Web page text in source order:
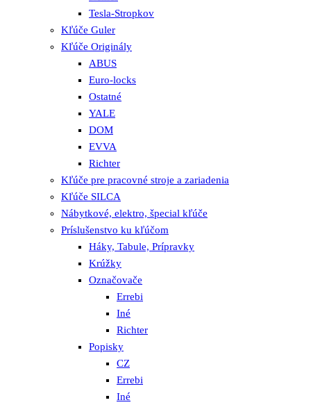
Tesla-Stropkov
Kľúče Guler
Kľúče Originály
ABUS
Euro-locks
Ostatné
YALE
DOM
EVVA
Richter
Kľúče pre pracovné stroje a zariadenia
Kľúče SILCA
Nábytkové, elektro, špecial kľúče
Príslušenstvo ku kľúčom
Háky, Tabule, Prípravky
Krúžky
Označovače
Errebi
Iné
Richter
Popisky
CZ
Errebi
Iné